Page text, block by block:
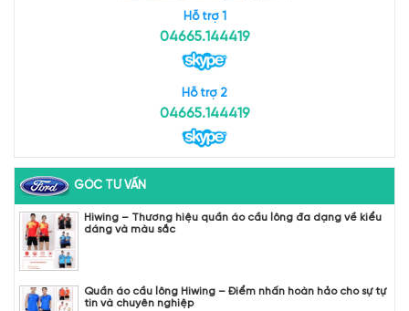
Hỗ trợ 1
04665.144419
Hỗ trợ 2
04665.144419
GÓC TƯ VẤN
Hiwing – Thương hiệu quần áo cầu lông đa dạng về kiểu
dáng và màu sắc
Quần áo cầu lông Hiwing – Điểm nhấn hoàn hảo cho sự tự
tin và chuyên nghiệp